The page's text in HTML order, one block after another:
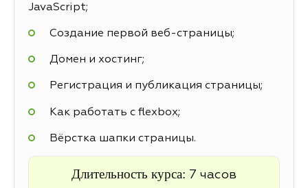
JavaScript;
Создание первой веб-страницы;
Домен и хостинг;
Регистрация и публикация страницы;
Как работать с flexbox;
Вёрстка шапки страницы.
Длительность курса: 7 часов